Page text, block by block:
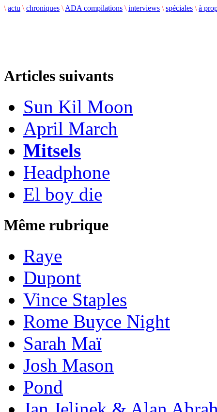
\ actu \ chroniques \ ADA compilations \ interviews \ spéciales \ à
Articles suivants
Sun Kil Moon
April March
Mitsels
Headphone
El boy die
Même rubrique
Raye
Dupont
Vince Staples
Rome Buyce Night
Sarah Maï
Josh Mason
Pond